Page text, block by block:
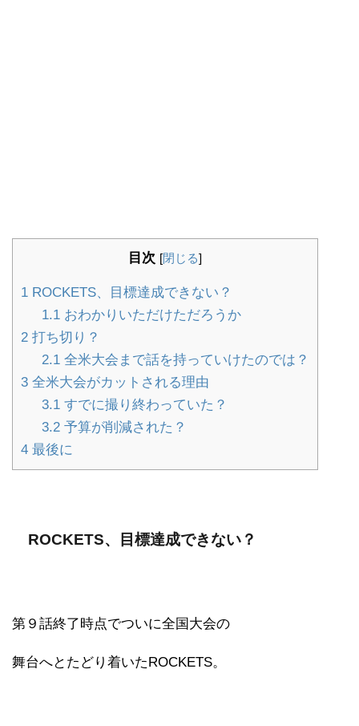
目次 [閉じる]
1 ROCKETS、目標達成できない？
1.1おわかりいただけただろうか
2 打ち切り？
2.1全米大会まで話を持っていけたのでは？
3 全米大会がカットされる理由
3.1すでに撮り終わっていた？
3.2予算が削減された？
4 最後に
ROCKETS、目標達成できない？
第９話終了時点でついに全国大会の
舞台へとたどり着いたROCKETS。